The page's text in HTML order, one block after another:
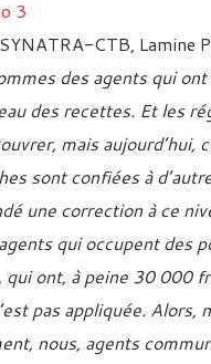
CTB, Lamine
des agents qui
des recettes. Et les
mais aujourd’hui,
sont confiées à
une correction à ce
qui occupent des
ont, à peine 30 000
pas appliquée. Alors,
nous, agents